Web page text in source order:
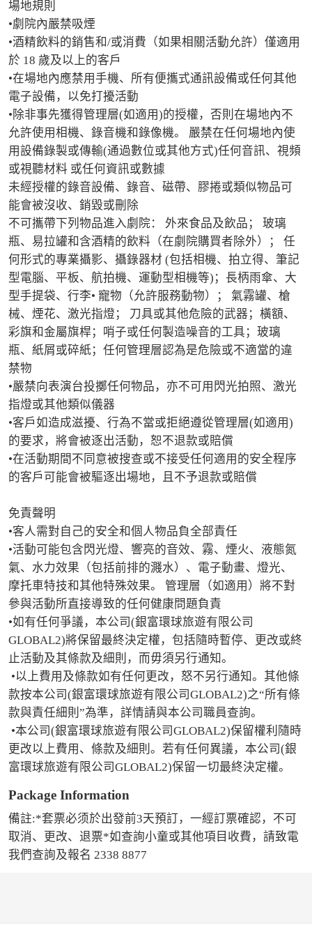
場地規則
•劇院內嚴禁吸煙
•酒精飲料的銷售和/或消費（如果相關活動允許）僅適用
於 18 歲及以上的客戶
•在場地內應禁用手機、所有便攜式通訊設備或任何其他
電子設備，以免打擾活動
•除非事先獲得管理層(如適用)的授權，否則在場地內不
允許使用相機、錄音機和錄像機。 嚴禁在任何場地內使
用設備錄製或傳輸(通過數位或其他方式)任何音訊、視頻
或視聽材料 或任何資訊或數據
未經授權的錄音設備、錄音、磁帶、膠捲或類似物品可
能會被沒收、銷毀或刪除
不可攜帶下列物品進入劇院： 外來食品及飲品； 玻璃
瓶、易拉罐和含酒精的飲料（在劇院購買者除外）； 任
何形式的專業攝影、攝錄器材 (包括相機、拍立得、筆記
型電腦、平板、航拍機、運動型相機等)；長柄雨傘、大
型手提袋、行李• 寵物（允許服務動物）； 氣霧罐、槍
械、煙花、激光指燈； 刀具或其他危險的武器；橫額、
彩旗和金屬旗桿；哨子或任何製造噪音的工具；玻璃
瓶、紙屑或碎紙；任何管理層認為是危險或不適當的違
禁物
•嚴禁向表演台投擲任何物品，亦不可用閃光拍照、激光
指燈或其他類似儀器
•客戶如造成滋擾、行為不當或拒絕遵從管理層(如適用)
的要求，將會被逐出活動，恕不退款或賠償
•在活動期間不同意被搜查或不接受任何適用的安全程序
的客戶可能會被驅逐出場地，且不予退款或賠償
免責聲明
•客人需對自己的安全和個人物品負全部責任
•活動可能包含閃光燈、響亮的音效、霧、煙火、液態氮
氣、水力效果（包括前排的濺水）、電子動畫、燈光、
摩托車特技和其他特殊效果。 管理層（如適用）將不對
參與活動所直接導致的任何健康問題負責
•如有任何爭議，本公司(銀富環球旅遊有限公司
GLOBAL2)將保留最終決定權，包括隨時暫停、更改或終
止活動及其條款及細則，而毋須另行通知。
款按本公司(銀富環球旅遊有限公司GLOBAL2)之“所有條
款與責任細則”為準，詳情請與本公司職員查詢。
更改以上費用、條款及細則。若有任何異議，本公司(銀
富環球旅遊有限公司GLOBAL2)保留一切最終決定權。
Package Information
備註:*套票必须於出發前3天預訂，一經訂票確認，不可
取消、更改、退票*如查詢小童或其他項目收費，請致電
我們查詢及報名 2338 8877